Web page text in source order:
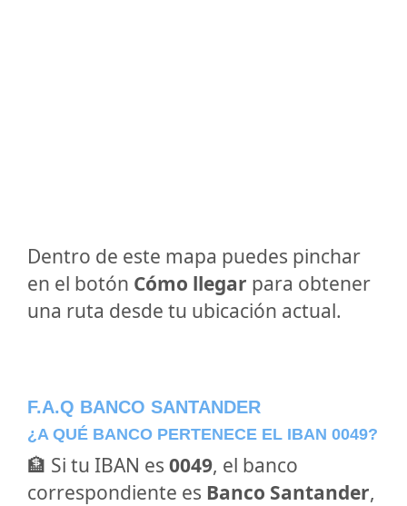
Dentro de este mapa puedes pinchar
en el botón Cómo llegar para obtener
una ruta desde tu ubicación actual.
F.A.Q BANCO SANTANDER
¿A QUÉ BANCO PERTENECE EL IBAN 0049?
🏦 Si tu IBAN es 0049, el banco
correspondiente es Banco Santander,